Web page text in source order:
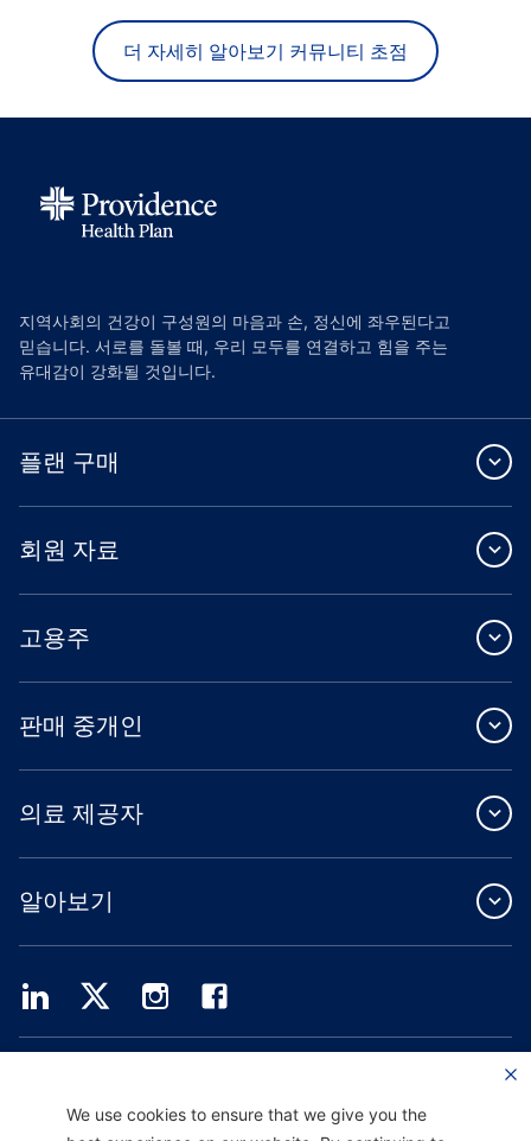
더 자세히 알아보기 커뮤니티 초점
지역사회의 건강이 구성원의 마음과 손, 정신에 좌우된다고
믿습니다. 서로를 돌볼 때, 우리 모두를 연결하고 힘을 주는
유대감이 강화될 것입니다.
플랜 구매
회원 자료
고용주
판매 중개인
의료 제공자
알아보기
Providence Health Assurance는 Medicare 및 Oregon Health Plan 계약을 체결한
We use cookies to ensure that we give you the